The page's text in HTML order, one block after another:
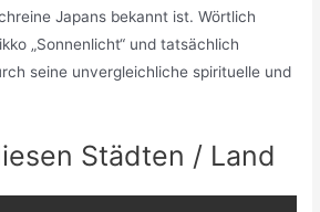
Japans bekannt ist. Wörtlich
„Sonnenlicht“ und tatsächlich
seine unvergleichliche spirituelle und
Städten / Land